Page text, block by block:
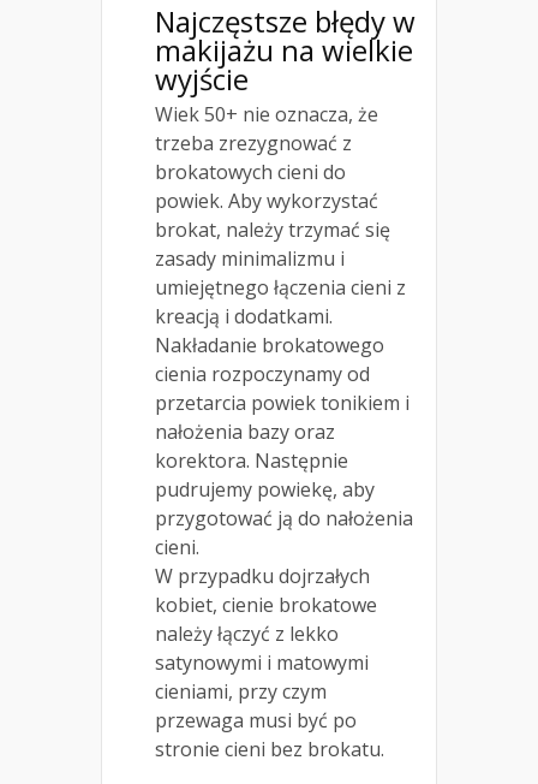
Najczęstsze błędy w
makijażu na wielkie
wyjście
Wiek 50+ nie oznacza, że
trzeba zrezygnować z
brokatowych cieni do
powiek. Aby wykorzystać
brokat, należy trzymać się
zasady minimalizmu i
umiejętnego łączenia cieni z
kreacją i dodatkami.
Nakładanie brokatowego
cienia rozpoczynamy od
przetarcia powiek tonikiem i
nałożenia bazy oraz
korektora. Następnie
pudrujemy powiekę, aby
przygotować ją do nałożenia
cieni.
W przypadku dojrzałych
kobiet, cienie brokatowe
należy łączyć z lekko
satynowymi i matowymi
cieniami, przy czym
przewaga musi być po
stronie cieni bez brokatu.